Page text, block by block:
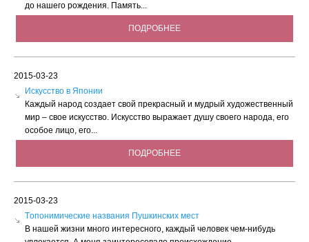
до нашего рождения. Память...
ПОДРОБНЕЕ
2015-03-23
Искусство в Японии
Каждый народ создает свой прекрасный и мудрый художественный
мир – свое искусство. Искусство выражает душу своего народа, его
особое лицо, его...
ПОДРОБНЕЕ
2015-03-23
Tопонимические названия Пушкинских мест
В нашей жизни много интересного, каждый человек чем-нибудь